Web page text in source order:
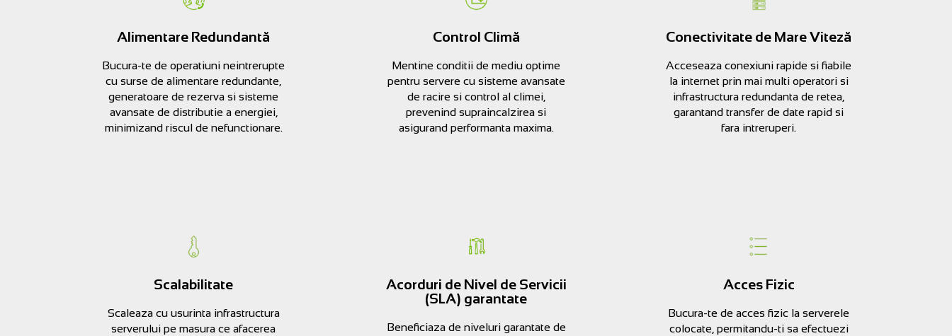
Alimentare Redundantă
Bucura-te de operatiuni neintrerupte
cu surse de alimentare redundante,
generatoare de rezerva si sisteme
avansate de distributie a energiei,
minimizand riscul de nefunctionare.
Control Climă
Mentine conditii de mediu optime
pentru servere cu sisteme avansate
de racire si control al climei,
prevenind supraincalzirea si
asigurand performanta maxima.
Conectivitate de Mare Viteză
Acceseaza conexiuni rapide si fiabile
la internet prin mai multi operatori si
infrastructura redundanta de retea,
garantand transfer de date rapid si
fara intreruperi.
Scalabilitate
Scaleaza cu usurinta infrastructura
serverului pe masura ce afacerea
Acorduri de Nivel de Servicii
(SLA) garantate
Beneficiaza de niveluri garantate de
Acces Fizic
Bucura-te de acces fizic la serverele
colocate, permitandu-ti sa efectuezi